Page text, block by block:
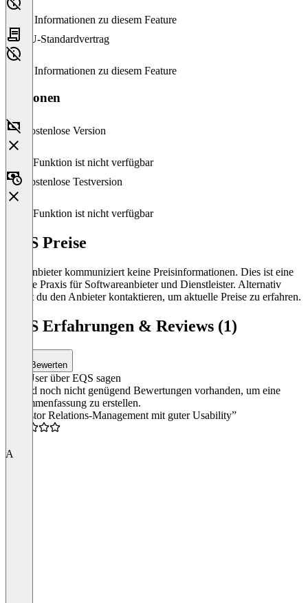
Keine Informationen zu diesem Feature
EU-Standardvertrag
Keine Informationen zu diesem Feature
Versionen
Kostenlose Version
Diese Funktion ist nicht verfügbar
Kostenlose Testversion
Diese Funktion ist nicht verfügbar
EQS Preise
Der Anbieter kommuniziert keine Preisinformationen. Dies ist eine
übliche Praxis für Softwareanbieter und Dienstleister. Alternativ
kannst du den Anbieter kontaktieren, um aktuelle Preise zu erfahren.
EQS Erfahrungen & Reviews (1)
Bewerten
Was User über EQS sagen
Es sind noch nicht genügend Bewertungen vorhanden, um eine
Zusammenfassung zu erstellen.
“Investor Relations-Management mit guter Usability”
A